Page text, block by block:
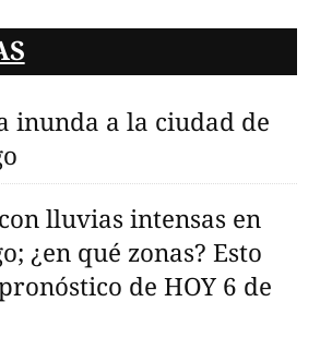
inunda a la ciudad de
lluvias intensas en
¿en qué zonas? Esto
de HOY 6 de